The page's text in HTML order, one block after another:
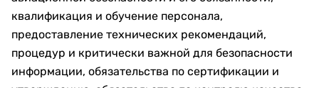
квалификация и обучение персонала,
предоставление технических рекомендаций,
процедур и критически важной для безопасности
информации, обязательства по сертификации и